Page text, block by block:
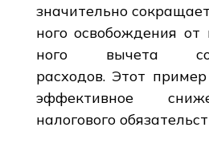
значительно
ного освобождения
ного вычета
расходов. Этот
эффективное
налогового